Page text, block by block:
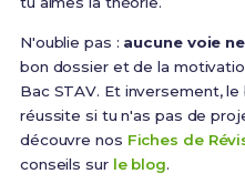
N'oublie pas : aucune voie
bon dossier et de la
Bac STAV. Et inversement,
réussite si tu n'as pas de
découvre nos Fiches de
conseils sur le blog.